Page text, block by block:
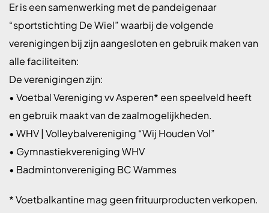
Er is een samenwerking met de pandeigenaar
“sportstichting De Wiel” waarbij de volgende
verenigingen bij zijn aangesloten en gebruik maken van
alle faciliteiten:
De verenigingen zijn:
• Voetbal Vereniging vv Asperen* een speelveld heeft
en gebruik maakt van de zaalmogelijkheden.
• WHV | Volleybalvereniging “Wij Houden Vol”
• Gymnastiekvereniging WHV
• Badmintonvereniging BC Wammes
* Voetbalkantine mag geen frituurproducten verkopen.